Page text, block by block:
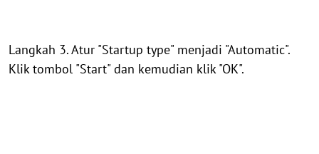
Langkah 3. Atur "Startup type" menjadi "Automatic".
Klik tombol "Start" dan kemudian klik "OK".